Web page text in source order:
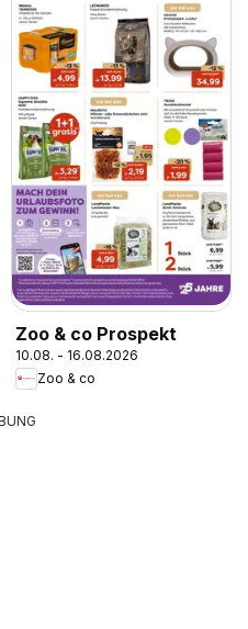
Zoo & co Prospekt
10.08. - 16.08.2026
Zoo & co